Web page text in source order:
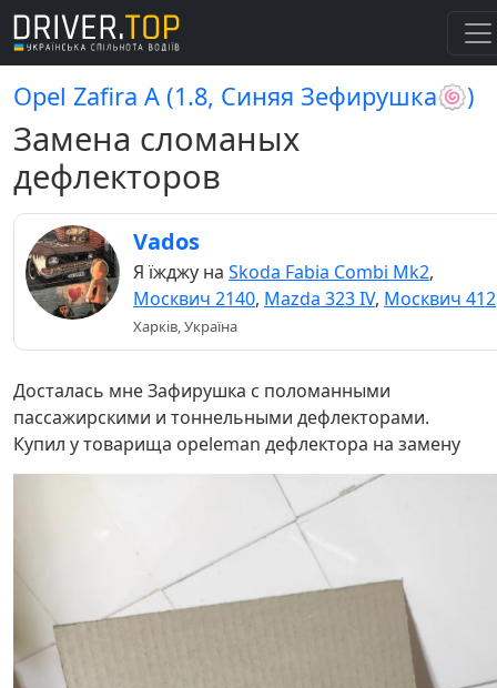
Opel Zafira A (1.8, Синяя Зефирушка🍥)
Замена сломаных
дефлекторов
Vados
Я їжджу на Skoda Fabia Combi Mk2,
Москвич 2140, Mazda 323 IV, Москвич 412
Харків, Україна
Досталась мне Зафирушка с поломанными
пассажирскими и тоннельными дефлекторами.
Купил у товарища opeleman дефлектора на замену